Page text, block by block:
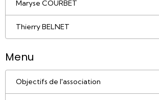
Maryse COURBET
Thierry BELNET
Menu
Objectifs de l'association